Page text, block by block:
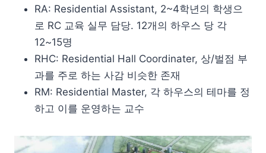
RA: Residential Assistant, 2~4학년의 학생으
로 RC 교육 실무 담당. 12개의 하우스 당 각
12~15명
RHC: Residential Hall Coordinater, 상/벌점 부
과를 주로 하는 사감 비슷한 존재
RM: Residential Master, 각 하우스의 테마를 정
하고 이를 운영하는 교수